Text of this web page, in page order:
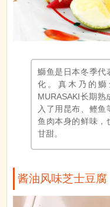
鰤鱼是日本冬季代
化。真木乃的
MURASAKI长期
入了用昆布、鲣鱼
鱼肉本身的鲜味，
甘甜。
酱油风味芝士豆腐